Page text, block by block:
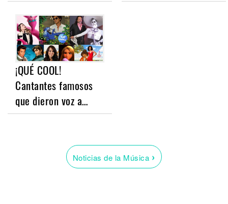
¡QUÉ COOL!
Cantantes famosos
que dieron voz a…
Noticias de la Música ›